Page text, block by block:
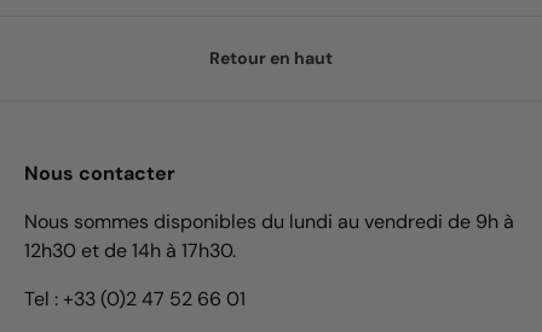
Retour en haut
Nous contacter
Nous sommes disponibles du lundi au vendredi de 9h à
12h30 et de 14h à 17h30.
Tel : +33 (0)2 47 52 66 01